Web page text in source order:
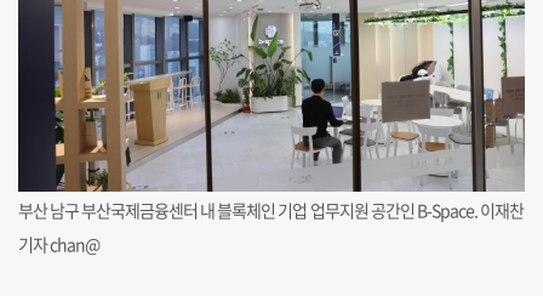
부산 남구 부산국제금융센터 내 블록체인 기업 업무지원 공간인 B-Space. 이재찬
기자 chan@